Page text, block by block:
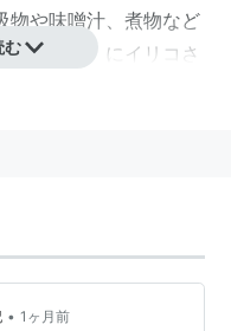
物や味噌汁、煮物など
；飛び魚）にイリコさ
のこと。ただし、脂
た脂肪源・タンパク源
、それほどキツイ栄養
む
• 1ヶ月前